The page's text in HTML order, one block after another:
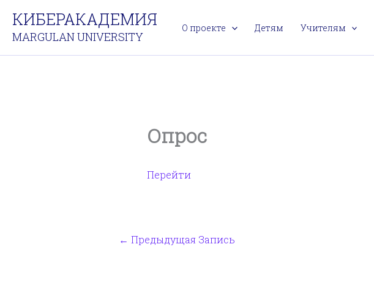
содержимому
КИБЕРАКАДЕМИЯ
MARGULAN UNIVERSITY
О проекте Детям Учителям
Опрос
Перейти
← Предыдущая Запись